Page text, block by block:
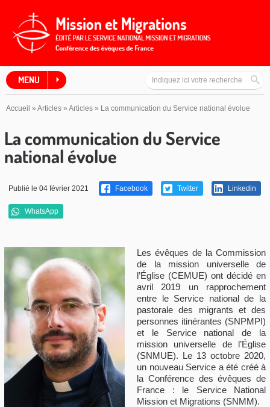
MENU
Accueil » Articles » Articles » La communication du Service national évolue
La communication du Service
national évolue
Publié le 04 février 2021 Facebook Twitter Linkedin
WhatsApp
Les évêques de la Commission
de la mission universelle de
l’Église (CEMUE) ont décidé en
avril 2019 un rapprochement
entre le Service national de la
pastorale des migrants et des
personnes itinérantes (SNPMPI)
et le Service national de la
mission universelle de l’Église
(SNMUE). Le 13 octobre 2020,
un nouveau Service a été créé à
la Conférence des évêques de
France : le Service National
Mission et Migrations (SNMM).